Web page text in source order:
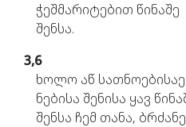
ჭეშმარიტებით წინაშე
შენსა.
3,6
ხოლო აწ
ნებისა შენისა ყავ
შენსა ჩემ თანა, ბრძანე